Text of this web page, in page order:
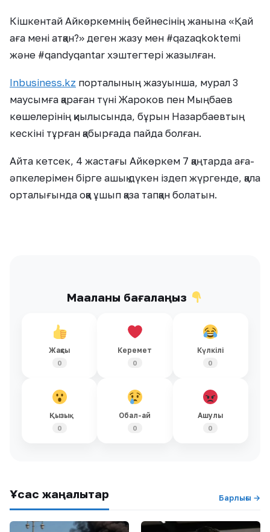
Кішкентай Айкөркемнің бейнесінің жанына «Қай
аға мені атқан?» деген жазу мен #qazaqkoktemi
және #qandyqantar хэштегтері жазылған.
Іnbusiness.kz порталының жазуынша, мурал 3
маусымға қараған түні Жароков пен Мыңбаев
көшелерінің қиылысында, бұрын Назарбаевтың
кескіні тұрған қабырғада пайда болған.
Айта кетсек, 4 жастағы Айкөркем 7 қаңтарда аға-
әпкелерімен бірге ашық дүкен іздеп жүргенде, қала
орталығында оққа ұшып қаза тапқан болатын.
Мақаланы бағалаңыз
Жақсы
0
Керемет
0
Күлкілі
0
Қызық
0
Обал-ай
0
Ашулы
0
Ұқсас жаңалықтар Барлығы →